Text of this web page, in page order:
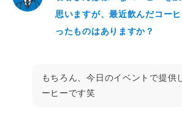
思いますが、最近飲んだコー
ったものはありますか？
もちろん、今日のイベントで提供
ーヒーです笑